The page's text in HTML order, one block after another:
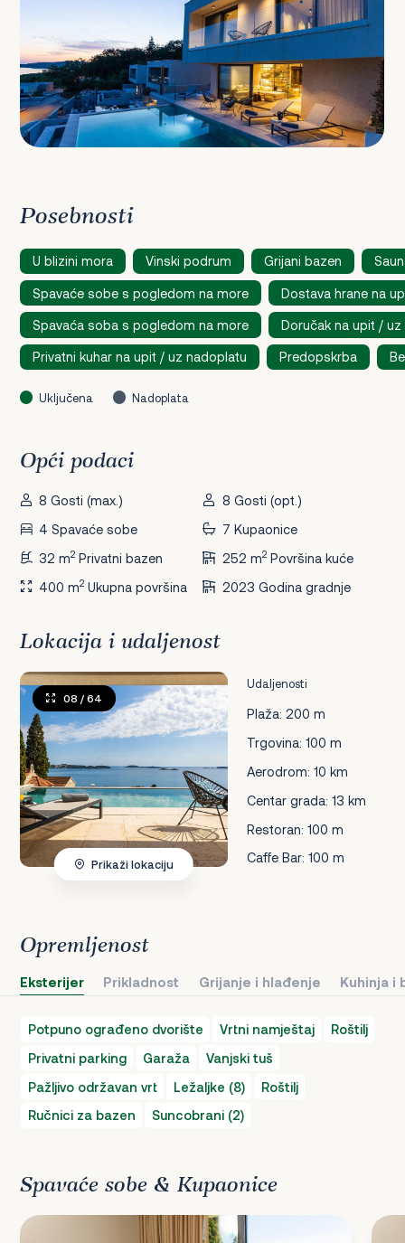
Posebnosti
U blizini mora Vinski podrum Grijani bazen
Spavaće sobe s pogledom na more Dostava hrane na
Spavaća soba s pogledom na more Doručak na upit /
Privatni kuhar na upit / uz nadoplatu Predopskrba
Uključena Nadoplata
Opći podaci
8 Gosti (max.)
8 Gosti (opt.)
4 Spavaće sobe
7 Kupaonice
32 m2 Privatni bazen 252 m2Površina kuće
400 m2 Ukupna površina 2023 Godina gradnje
Lokacija i udaljenost
Udaljenosti
Plaža: 200 m
Trgovina: 100 m
Aerodrom: 10 km
Centar grada: 13 km
Restoran: 100 m
Caffe Bar: 100 m
08 / 64
Prikaži lokaciju
Opremljenost
Eksterijer Prikladnost Grijanje i hlađenje Kuhinja i
Potpuno ograđeno dvorište Vrtni namještaj
Roštilj
Privatni parking
Garaža
Vanjski tuš
Pažljivo održavan vrt
Ležaljke (8)
Roštilj
Ručnici za bazen
Suncobrani (2)
Spavaće sobe & Kupaonice